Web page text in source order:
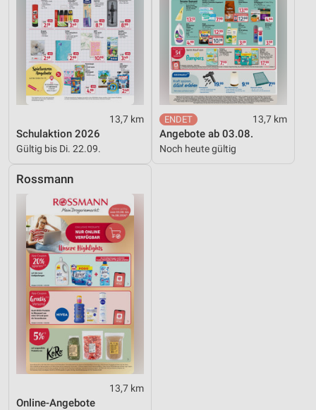
13,7 km
Schulaktion 2026
Gültig bis Di. 22.09.
13,7 km
Angebote ab 03.08.
Noch heute gültig
Rossmann
13,7 km
Online-Angebote